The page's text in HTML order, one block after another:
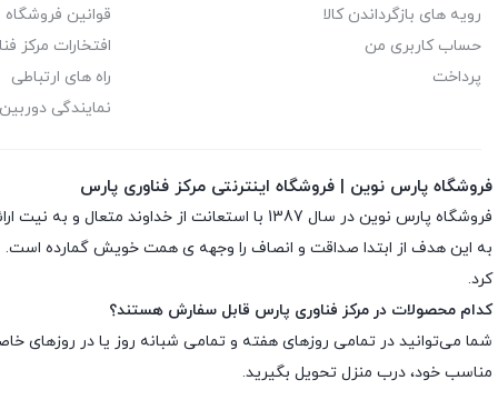
یورونت | EURONET
رویه های بازگرداندن کالا
حساب کاربری من
پرداخت
قوانین
افتخارات مرکز
راه های ارتباطی
نمایندگی
فروشگاه پارس نوین | فروشگاه اینترنتی مرکز فناوری پارس
فروشگاه پارس نوین در سال 1387 با استعانت
به این هدف از ابتدا صداقت و انصاف را وجهه ى همت خویش گمارده است.
کرد.
کدام محصولات در مرکز فناوری پارس قابل سفارش هستند؟
شما می‌توانید در تمامی روزهای هفته و تمامی شبانه روز یا در
مناسب خود، درب منزل تحویل بگیرید.